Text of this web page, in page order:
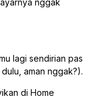
nggak
lagi sendirian pas
aman nggak?).
di Home